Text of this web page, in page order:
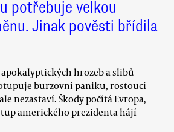
potřebuje velkou
Jinak pověsti břídila
hrozeb a slibů
burzovní paniku, rostoucí
nezastaví. Škody počítá Evropa,
amerického prezidenta hájí